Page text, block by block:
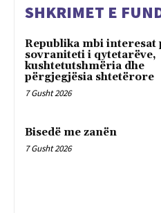
SHKRIMET E
Republika mbi interesat
sovraniteti i qytetarëve,
kushtetutshmëria dhe
përgjegjësia shtetërore
7 Gusht 2026
Bisedë me zanën
7 Gusht 2026